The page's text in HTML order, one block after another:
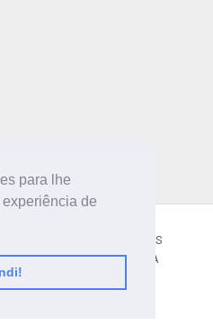
para lhe
de
TERMOS E CONDIÇÕES
CONTACTOS AJUDA